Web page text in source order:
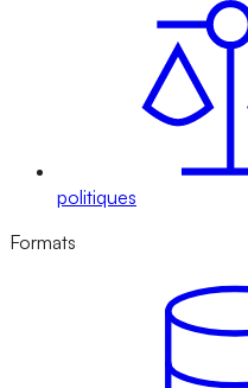
politiques
Formats